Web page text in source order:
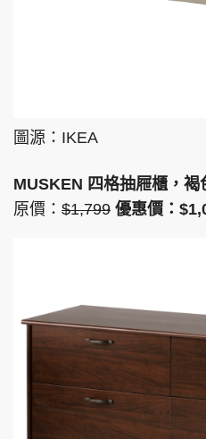
圖源：IKEA
MUSKEN 四格抽屜櫃，褐
原價： $1,799 優惠價：